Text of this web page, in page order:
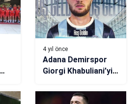
4 yıl önce
Adana Demirspor
Giorgi Khabuliani’yi